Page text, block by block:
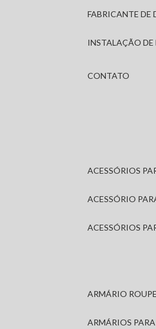
FABRICANTE
INSTALAÇÃO
CONTATO
ACESSÓRIOS
ACESSÓRIO
ACESSÓRIOS
ARMÁRIO
ARMÁRIOS